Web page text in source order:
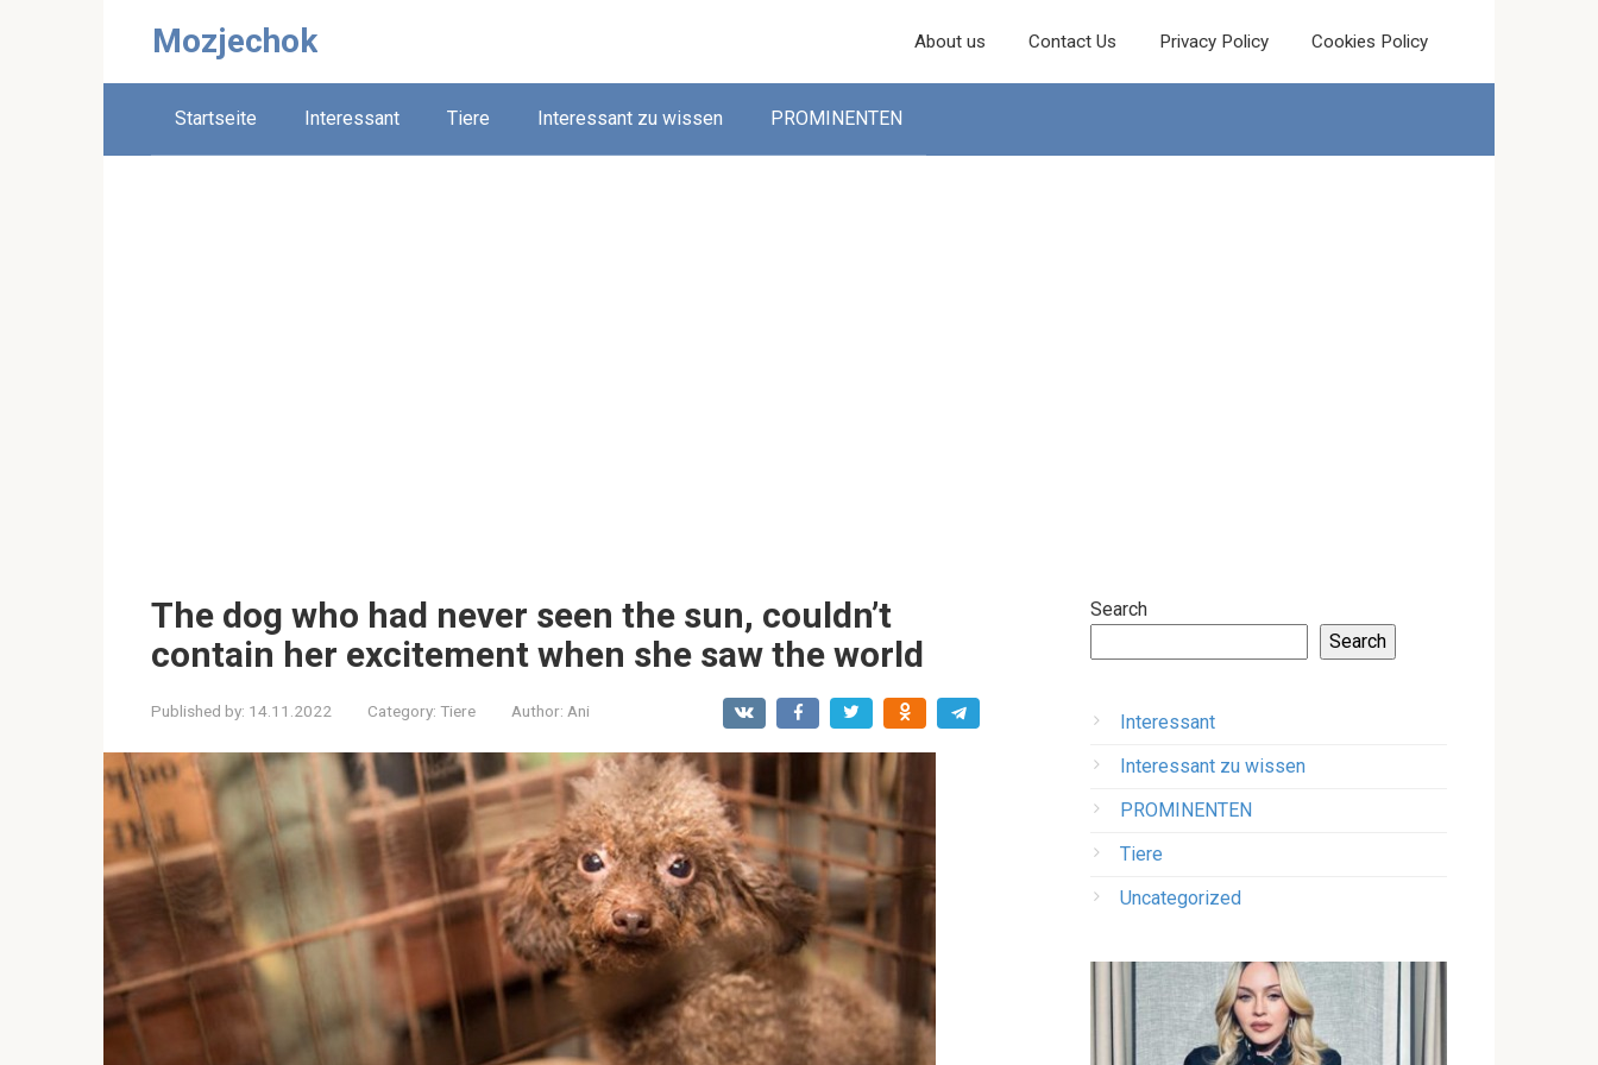
Mozjechok About us Contact Us Privacy Policy Cookies Policy
Startseite Interessant Tiere Interessant zu wissen PROMINENTEN
The dog who had never seen the sun, couldn’t
contain her excitement when she saw the world
Published by: 14.11.2022 Category: Tiere Author: Ani
Search
Search
Interessant
Interessant zu wissen
PROMINENTEN
Tiere
Uncategorized